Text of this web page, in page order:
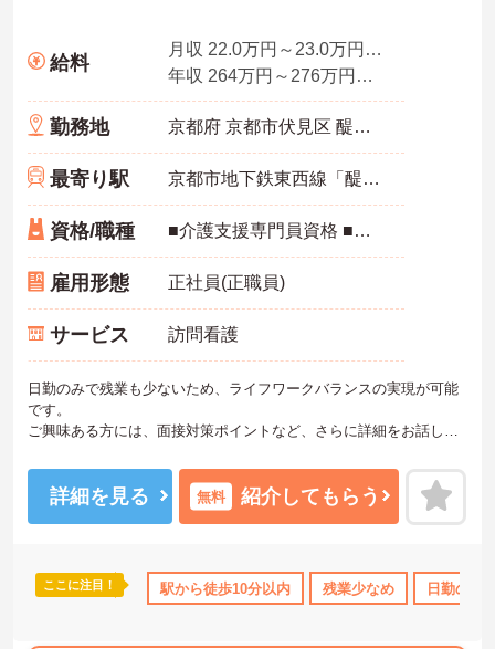
給料
月収 22.0万円～23.0万円程度
年収 264万円～276万円以上 ※賞与別
勤務地 京都府 京都市伏見区 醍醐高畑町30-1 パセオ・ダイゴロー西館2F
最寄り駅 京都市地下鉄東西線「醍醐(京都)駅」徒歩1分
資格/職種 ■介護支援専門員資格 ■普通自動車免許（AT限定可）または原付免許 ■介護支援事業所での実務経験者 ※未経験者も応相談
雇用形態 正社員(正職員)
サービス 訪問看護
日勤のみで残業も少ないため、ライフワークバランスの実現が可能
です。
ご興味ある方には、面接対策ポイントなど、さらに詳細をお話しい
詳細を見る 無料 紹介してもらう
ここに注目！ 駅から徒歩10分以内 残業少なめ 日勤のみ